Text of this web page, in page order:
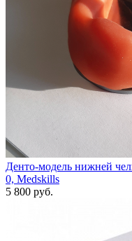
Денто-модель нижней
0, Medskills
5 800 руб.